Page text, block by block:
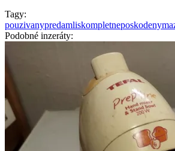
Tagy:
pouzivanypredamliskompletneposkodeny
Podobné inzeráty: